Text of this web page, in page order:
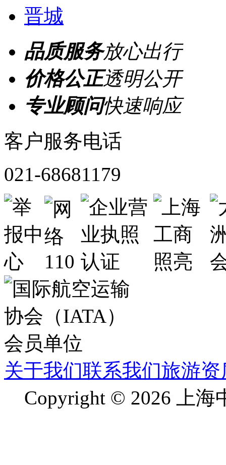
晋城
品质服务放心出行
价格公正透明公开
专业顾问快速响应
客户服务电话
021-68681179
关于我们联系我们旅游资
Copyright © 2026 上海